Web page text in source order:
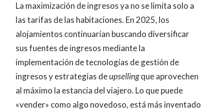
La maximización de ingresos ya no se limita solo a
las tarifas de las habitaciones. En 2025, los
alojamientos continuarían buscando diversificar
sus fuentes de ingresos mediante la
implementación de tecnologías de gestión de
ingresos y estrategias deupsellingque aprovechen
al máximo la estancia del viajero. Lo que puede
«vender» como algo novedoso, está más inventado